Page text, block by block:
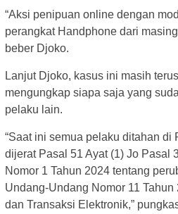
“Aksi penipuan online dengan
perangkat Handphone dari
beber Djoko.
Lanjut Djoko, kasus ini masih
mengungkap siapa saja yang
pelaku lain.
“Saat ini semua pelaku ditahan di
dijerat Pasal 51 Ayat (1) Jo Pasal
Nomor 1 Tahun 2024 tentang
Undang-Undang Nomor 11 Tahun
dan Transaksi Elektronik,”